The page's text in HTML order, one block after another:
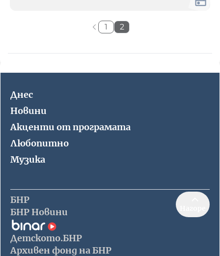
1 2
Днес
Новини
Акценти от програмата
Любопитно
Музика
БНР
БНР Новини
Детското.БНР
Архивен фонд на БНР